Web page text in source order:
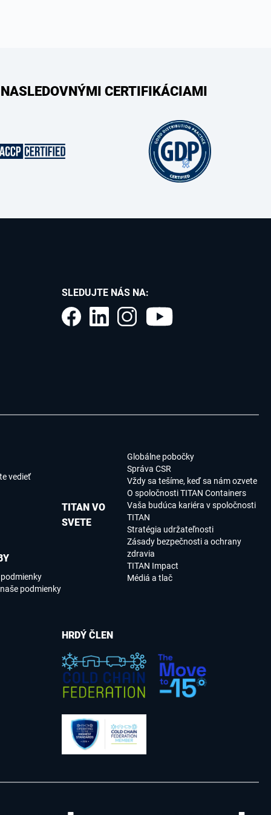
CERTIFIKÁCIAMI
SLEDUJTE NÁS NA:
TITAN VO
SVETE
Globálne pobočky
Správa CSR
Vždy sa tešíme, keď sa nám ozvete
O spoločnosti TITAN Containers
Vaša budúca kariéra v spoločnosti
TITAN
Stratégia udržateľnosti
Zásady bezpečnosti a ochrany
zdravia
TITAN Impact
Médiá a tlač
vedieť
podmienky
HRDÝ ČLEN